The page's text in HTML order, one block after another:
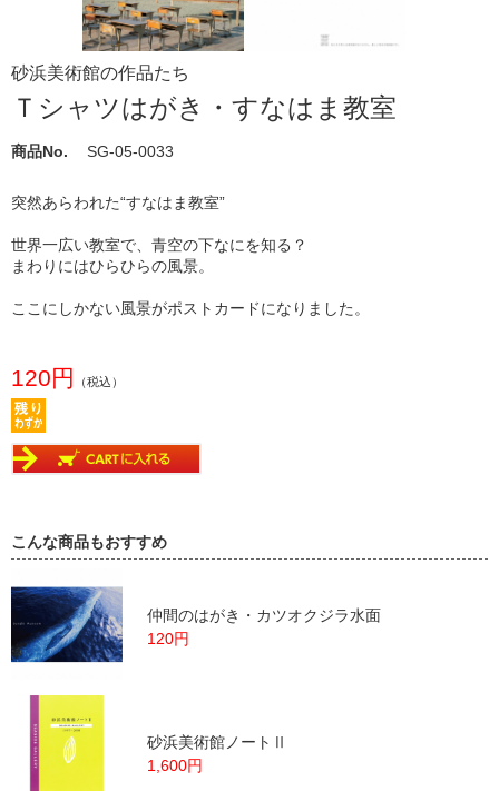
砂浜美術館の作品たち
Ｔシャツはがき・すなはま教室
商品No. SG-05-0033
突然あらわれた“すなはま教室”
世界一広い教室で、青空の下なにを知る？
まわりにはひらひらの風景。
ここにしかない風景がポストカードになりました。
120円 （税込）
こんな商品もおすすめ
仲間のはがき・カツオクジラ水面
120円
砂浜美術館ノートⅡ
1,600円